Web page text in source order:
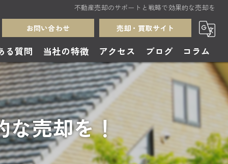
不動産売却のサポートと戦略で効果的な売却を
お問い合わせ 売却・買取サイト
る質問 当社の特徴
売却
買取
中古住宅
アクセス ブログ コラム
な売却を！